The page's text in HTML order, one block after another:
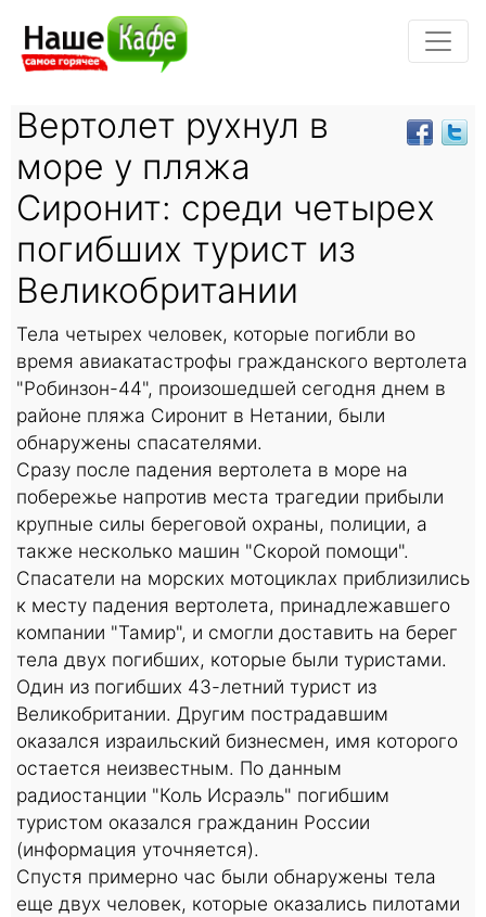
Вертолет рухнул в
море у пляжа
Сиронит: среди четырех
погибших турист из
Великобритании
Тела четырех человек, которые погибли во
время авиакатастрофы гражданского вертолета
"Робинзон-44", произошедшей сегодня днем в
районе пляжа Сиронит в Нетании, были
обнаружены спасателями.
Сразу после падения вертолета в море на
побережье напротив места трагедии прибыли
крупные силы береговой охраны, полиции, а
также несколько машин "Скорой помощи".
Спасатели на морских мотоциклах приблизились
к месту падения вертолета, принадлежавшего
компании "Тамир", и смогли доставить на берег
тела двух погибших, которые были туристами.
Один из погибших 43-летний турист из
Великобритании. Другим пострадавшим
оказался израильский бизнесмен, имя которого
остается неизвестным. По данным
радиостанции "Коль Исраэль" погибшим
туристом оказался гражданин России
(информация уточняется).
Спустя примерно час были обнаружены тела
еще двух человек, которые оказались пилотами